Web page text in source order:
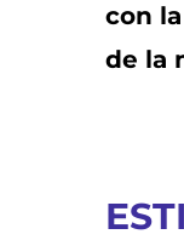
con
de la